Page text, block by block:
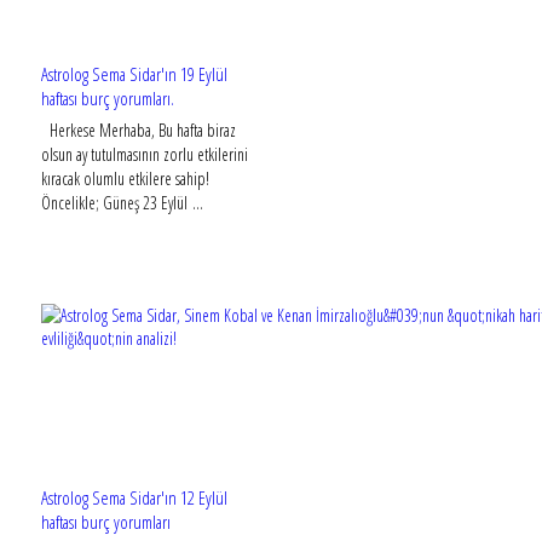
Astrolog Sema Sidar'ın 19 Eylül
haftası burç yorumları.
Herkese Merhaba, Bu hafta biraz
olsun ay tutulmasının zorlu etkilerini
kıracak olumlu etkilere sahip!
Öncelikle; Güneş 23 Eylül ...
Astrolog Sema Sidar'ın 12 Eylül
haftası burç yorumları